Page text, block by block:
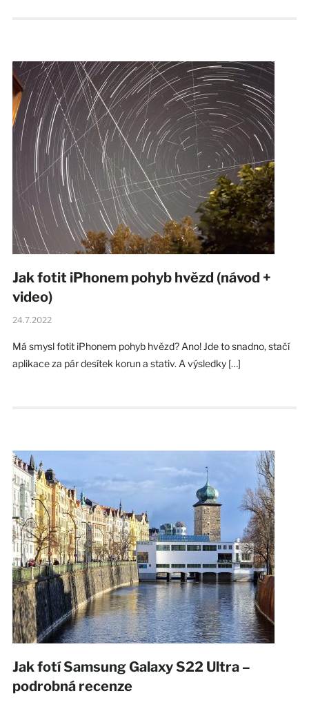
Jak fotit iPhonem pohyb hvězd (návod +
video)
24.7.2022
Má smysl fotit iPhonem pohyb hvězd? Ano! Jde to snadno, stačí
aplikace za pár desítek korun a stativ. A výsledky […]
Jak fotí Samsung Galaxy S22 Ultra –
podrobná recenze